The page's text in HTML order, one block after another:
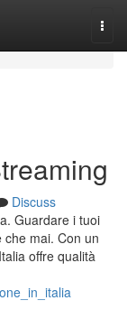
Discuss
Guardare i tuoi
mai. Con un
offre qualità